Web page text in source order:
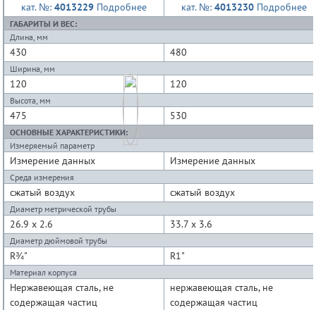
кат. №: 4013229 Подробнее
кат. №: 4013230 Подробнее
ГАБАРИТЫ И ВЕС:
Длина, мм
430 480
Ширина, мм
120 120
Высота, мм
475 530
ОСНОВНЫЕ ХАРАКТЕРИСТИКИ:
Измеряемый параметр
Измерение данных Измерение данных
Среда измерения
сжатый воздух сжатый воздух
Диаметр метрической трубы
26.9 x 2.6 33.7 x 3.6
Диаметр дюймовой трубы
R¾" R1"
Материал корпуса
Нержавеющая сталь, не
содержащая частиц
нержавеющая сталь, не
содержащая частиц